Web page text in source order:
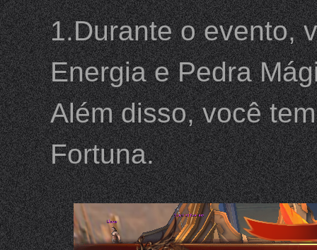
1.Durante o evento,
Energia e Pedra
Além disso, você
Fortuna.